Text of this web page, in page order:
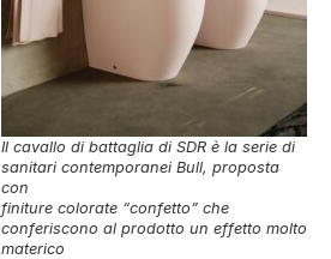
Il cavallo di battaglia di SDR è la serie di
sanitari contemporanei Bull, proposta
con
finiture colorate “confetto” che
conferiscono al prodotto un effetto molto
materico